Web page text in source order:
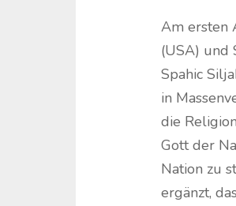
Am ersten
(USA) und
Spahic
in
die
Gott der
Nation zu
ergänzt,